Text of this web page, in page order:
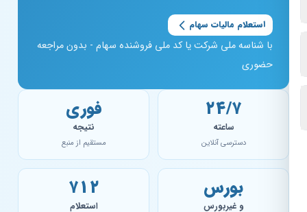
استعلام مالیات سهام
با شناسه ملی شرکت یا کد ملی فروشنده سهام - بدون مراجعه
حضوری
۲۴/۷
ساعته
دسترسی آنلاین
فوری
نتیجه
مستقیم از منبع
بورس
و غیربورس
۷۱۲
استعلام